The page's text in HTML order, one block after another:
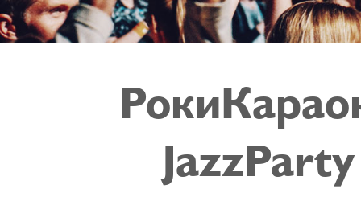
JazzParty